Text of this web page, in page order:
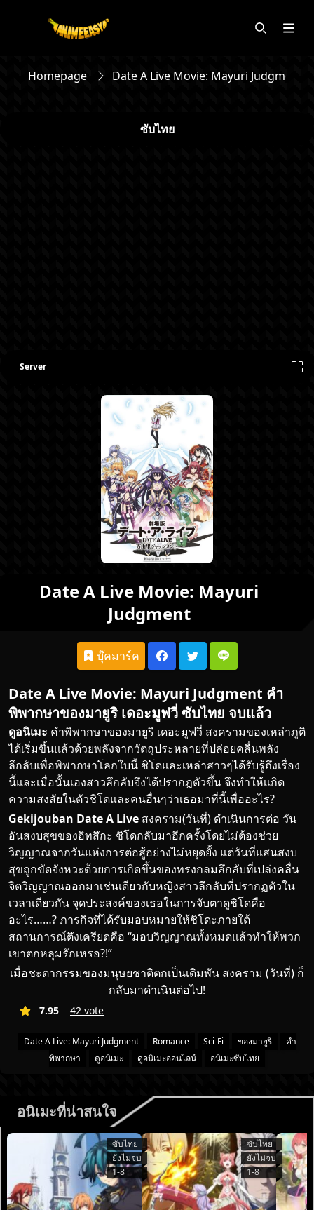
Homepage Date A Live Movie: Mayuri Judgment
ซับไทย
Server
Date A Live Movie: Mayuri
Judgment
บุ๊คมาร์ค
Date A Live Movie: Mayuri Judgment คำ
พิพากษาของมายูริ เดอะมูฟวี่ ซับไทย จบแล้ว
ดูอนิเมะ คำพิพากษาของมายูริ เดอะมูฟวี่ สงครามของเหล่าภูติ
ได้เริ่มขึ้นแล้วด้วยพลังจากวัตถุประหลายที่ปล่อยคลื่นพลัง
ลึกลับเพื่อพิพากษาโลกใบนี้ ชิโดและเหล่าสาวๆได้รับรู้ถึงเรื่อง
นี้และเมื่อนั้นเองสาวลึกลับจึงได้ปรากฎตัวขึ้น จึงทำให้เเกิด
ความสงสัยในตัวชิโดและคนอื่นๆว่าเธอมาที่นี้เพื่ออะไร?
Gekijouban Date A Live สงคราม(วันที่) ดำเนินการต่อ วัน
อันสงบสุขของอิทสึกะ ชิโดกลับมาอีกครั้งโดยไม่ต้องช่วย
วิญญาณจากวันแห่งการต่อสู้อย่างไม่หยุดยั้ง แต่วันที่แสนสงบ
สุขถูกขัดจังหวะด้วยการเกิดขึ้นของทรงกลมลึกลับที่เปล่งคลื่น
จิตวิญญาณออกมาเช่นเดียวกับหญิงสาวลึกลับที่ปรากฏตัวใน
เวลาเดียวกัน จุดประสงค์ของเธอในการจับตาดูชิโดคือ
อะไร……? ภารกิจที่ได้รับมอบหมายให้ชิโดะภายใต้
สถานการณ์ตึงเครียดคือ “มอบวิญญาณทั้งหมดแล้วทำให้พวก
เขาตกหลุมรักเหรอ?!”
เมื่อชะตากรรมของมนุษยชาติตกเป็นเดิมพัน สงคราม (วันที่) ก็
กลับมาดำเนินต่อไป!
7.95 42 vote
Date A Live: Mayuri Judgment Romance Sci-Fi ของมายูริ
คำ
พิพากษา
ดูอนิเมะ ดูอนิเมะออนไลน์ อนิเมะซับไทย
อนิเมะที่น่าสนใจ
ซับไทย
ยังไม่จบ
1-8
ซับไทย
ยังไม่จบ
1-8